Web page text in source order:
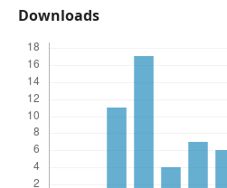
Downloads